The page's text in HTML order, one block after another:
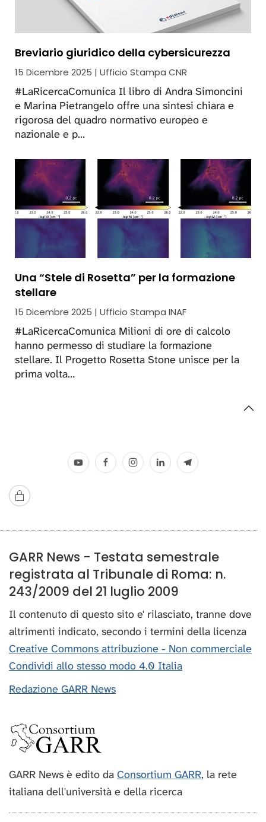
Breviario giuridico della cybersicurezza
15 Dicembre 2025 | Ufficio Stampa CNR
#LaRicercaComunica Il libro di Andra Simoncini
e Marina Pietrangelo offre una sintesi chiara e
rigorosa del quadro normativo europeo e
nazionale e p…
Una “Stele di Rosetta” per la formazione
stellare
15 Dicembre 2025 | Ufficio Stampa INAF
#LaRicercaComunica Milioni di ore di calcolo
hanno permesso di studiare la formazione
stellare. Il Progetto Rosetta Stone unisce per la
prima volta…
GARR News - Testata semestrale
registrata al Tribunale di Roma: n.
243/2009 del 21 luglio 2009
Il contenuto di questo sito e' rilasciato, tranne dove
altrimenti indicato, secondo i termini della licenza
Creative Commons attribuzione - Non commerciale
Condividi allo stesso modo 4.0 Italia
Redazione GARR News
GARR News è edito da Consortium GARR, la rete
italiana dell'università e della ricerca